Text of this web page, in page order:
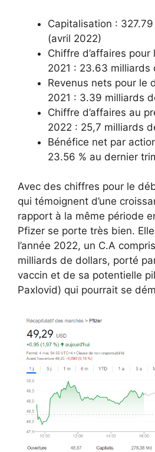
Capitalisation :
(avril 2022)
Chiffre d’affaires
2021 : 23.63 milliards
Revenus nets pour le
2021 : 3.39 milliards
Chiffre d’affaires au
2022 : 25,7 milliards
Bénéfice net par
23.56 % au dernier
Avec des chiffres pour le
qui témoignent d’une
rapport à la même période
Pfizer se porte très bien.
l’année 2022, un C.A
milliards de dollars, porté
vaccin et de sa potentielle
Paxlovid) qui pourrait se